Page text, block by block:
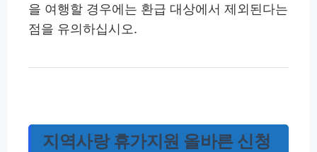
을 여행할 경우에는 환급 대상에서 제외된다는
점을 유의하십시오.
지역사랑 휴가지원 올바른 신청